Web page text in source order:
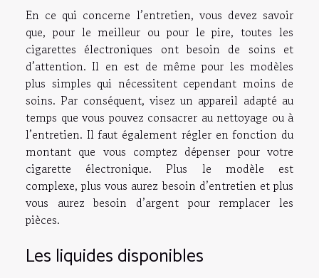
En ce qui concerne l’entretien, vous devez savoir
que, pour le meilleur ou pour le pire, toutes les
cigarettes électroniques ont besoin de soins et
d’attention. Il en est de même pour les modèles
plus simples qui nécessitent cependant moins de
soins. Par conséquent, visez un appareil adapté au
temps que vous pouvez consacrer au nettoyage ou à
l’entretien. Il faut également régler en fonction du
montant que vous comptez dépenser pour votre
cigarette électronique. Plus le modèle est
complexe, plus vous aurez besoin d’entretien et plus
vous aurez besoin d’argent pour remplacer les
pièces.
Les liquides disponibles